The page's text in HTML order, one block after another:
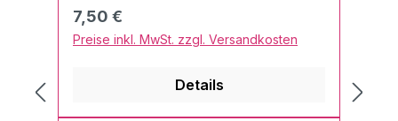
Regulärer Preis:
7,50 €
Preise inkl. MwSt. zzgl. Versandkosten
Details